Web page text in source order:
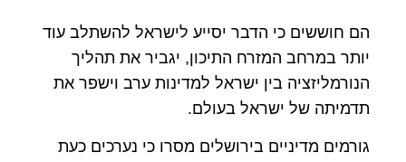
הם חוששים כי הדבר יסייע לישראל להשתלב עוד
יותר במרחב המזרח התיכון, יגביר את תהליך
הנורמליזציה בין ישראל למדינות ערב וישפר את
תדמיתה של ישראל בעולם.
גורמים מדיניים בירושלים מסרו כי נערכים כעת